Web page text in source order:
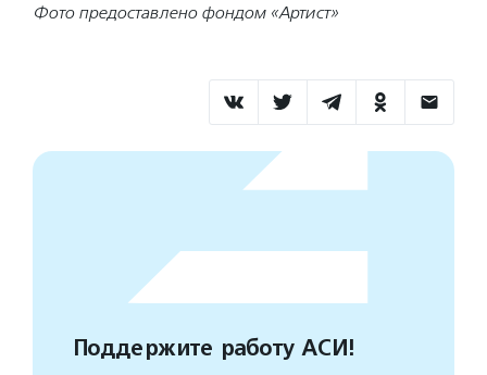
Фото предоставлено фондом «Артист»
Поддержите работу АСИ!